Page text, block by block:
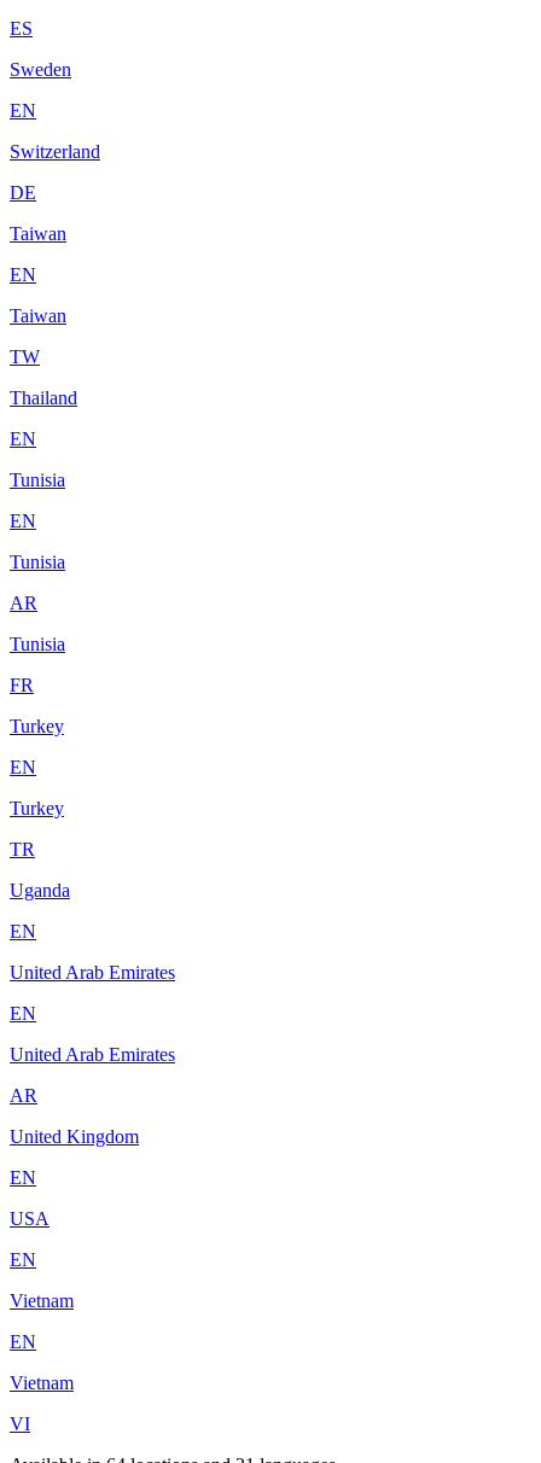
ES
Sweden
EN
Switzerland
DE
Taiwan
EN
Taiwan
TW
Thailand
EN
Tunisia
EN
Tunisia
AR
Tunisia
FR
Turkey
EN
Turkey
TR
Uganda
EN
United Arab Emirates
EN
United Arab Emirates
AR
United Kingdom
EN
USA
EN
Vietnam
EN
Vietnam
VI